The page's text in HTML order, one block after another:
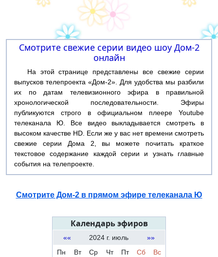
Смотрите свежие серии видео шоу Дом-2
онлайн
На этой странице представлены все свежие серии
выпусков телепроекта «Дом-2». Для удобства мы разбили
их по датам телевизионного эфира в правильной
хронологической последовательности. Эфиры
публикуются строго в официальном плеере Youtube
телеканала Ю. Все видео выкладывается смотреть в
высоком качестве HD. Если же у вас нет времени смотреть
свежие серии Дома 2, вы можете почитать краткое
текстовое содержание каждой серии и узнать главные
события на телепроекте.
Смотрите Дом-2 в прямом эфире телеканала Ю
Календарь эфиров
«« 2024 г. июль
»»
Пн
Вт Ср Чт Пт Сб
Вс